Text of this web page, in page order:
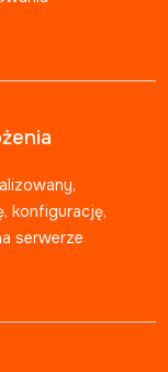
konfigurację,
serwerze